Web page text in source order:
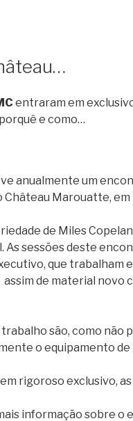
entraram em
e como…
anualmente um
Château Marouatte, em
de Miles
As sessões deste
que trabalham
de material novo
são, como não
o equipamento de
rigoroso exclusivo,
informação sobre o